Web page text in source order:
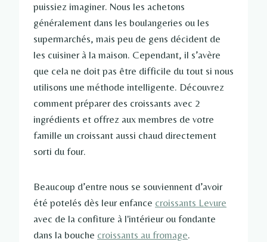
puissiez imaginer. Nous les achetons
généralement dans les boulangeries ou les
supermarchés, mais peu de gens décident de
les cuisiner à la maison. Cependant, il s’avère
que cela ne doit pas être difficile du tout si nous
utilisons une méthode intelligente. Découvrez
comment préparer des croissants avec 2
ingrédients et offrez aux membres de votre
famille un croissant aussi chaud directement
sorti du four.
Beaucoup d’entre nous se souviennent d’avoir
été potelés dès leur enfance croissants Levure
avec de la confiture à l'intérieur ou fondante
dans la bouche croissants au fromage.